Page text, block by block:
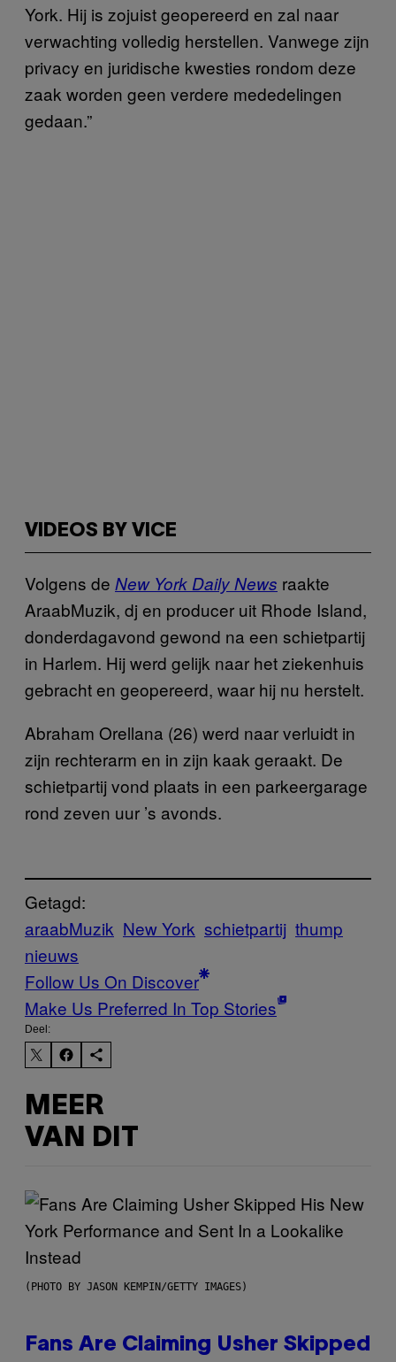
York. Hij is zojuist geopereerd en zal naar
verwachting volledig herstellen. Vanwege zijn
privacy en juridische kwesties rondom deze
zaak worden geen verdere mededelingen
gedaan.”
VIDEOS BY VICE
Volgens de New York Daily News raakte
AraabMuzik, dj en producer uit Rhode Island,
donderdagavond gewond na een schietpartij
in Harlem. Hij werd gelijk naar het ziekenhuis
gebracht en geopereerd, waar hij nu herstelt.
Abraham Orellana (26) werd naar verluidt in
zijn rechterarm en in zijn kaak geraakt. De
schietpartij vond plaats in een parkeergarage
rond zeven uur ’s avonds.
Getagd:
araabMuzik New York schietpartij thump
nieuws
Follow Us On Discover
Make Us Preferred In Top Stories
Deel:
MEER
VAN DIT
(PHOTO BY JASON KEMPIN/GETTY IMAGES)
Fans Are Claiming Usher Skipped